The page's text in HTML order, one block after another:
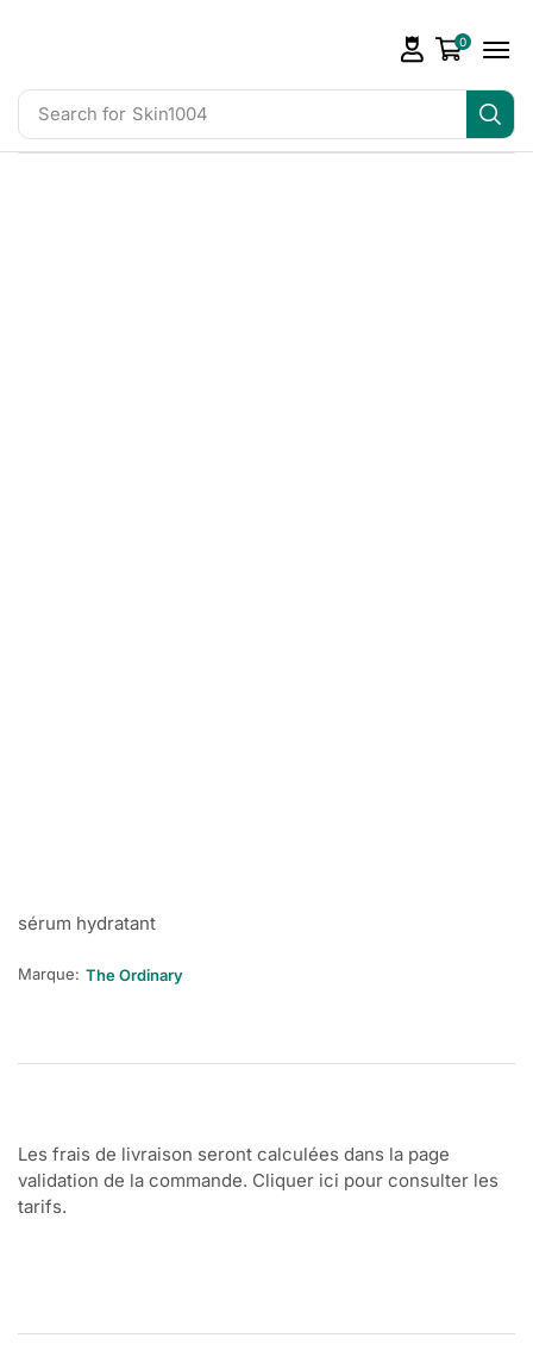
Search for Skin1004
0
sérum hydratant
Marque: The Ordinary
Les frais de livraison seront calculées dans la page
validation de la commande. Cliquer ici pour consulter les
tarifs.